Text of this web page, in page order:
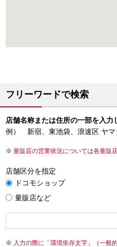
フリーワードで検索
店舗名称または住所の一部を入力
例） 新宿、東池袋、浪速区 ヤマ
量販店の営業状況については各量販
店舗区分を指定
ドコモショップ
量販店など
入力の際に「環境依存文字」（一般